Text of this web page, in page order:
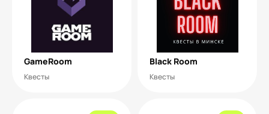
GameRoom
Квесты
Black Room
Квесты